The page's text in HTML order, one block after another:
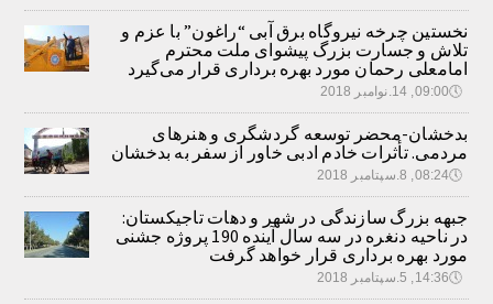
نخستین چرخه نیروگاه برق آبی “راغون” با عزم و
تلاش و جسارت بزرگ پیشوای ملت محترم
امامعلی رحمان مورد بهره برداری قرار می‌گیرد
🕔09:00, 14.نوامبر 2018
بدخشان-محضر توسعه گردشگری و هنرهای
مردمی. تأثرات خادم ادبی خاور از سفر به بدخشان
🕔08:24, 8.سپتامبر 2018
جبهه بزرگ سازندگی در شهر و دهات تاجیکستان:
در ناحیه دنغره در سه سال آینده 190 پروژه جشنی
مورد بهره برداری قرار خواهد گرفت
🕔14:36, 5.سپتامبر 2018